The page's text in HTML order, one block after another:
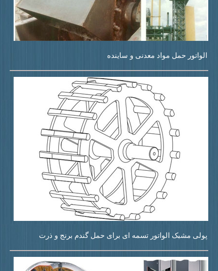
حمل مواد معدنی و ساینده
مشبک الواتور تسمه ای برای حمل گندم برنج و ذرت